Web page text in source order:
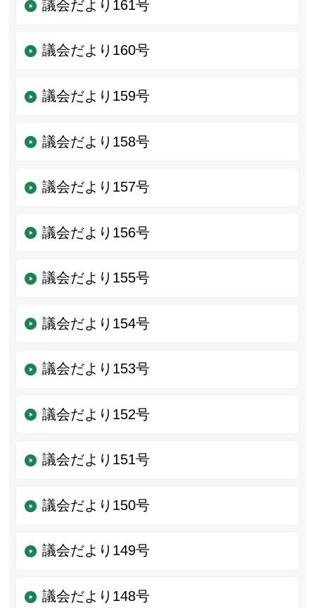
議会だより161号
議会だより160号
議会だより159号
議会だより158号
議会だより157号
議会だより156号
議会だより155号
議会だより154号
議会だより153号
議会だより152号
議会だより151号
議会だより150号
議会だより149号
議会だより148号